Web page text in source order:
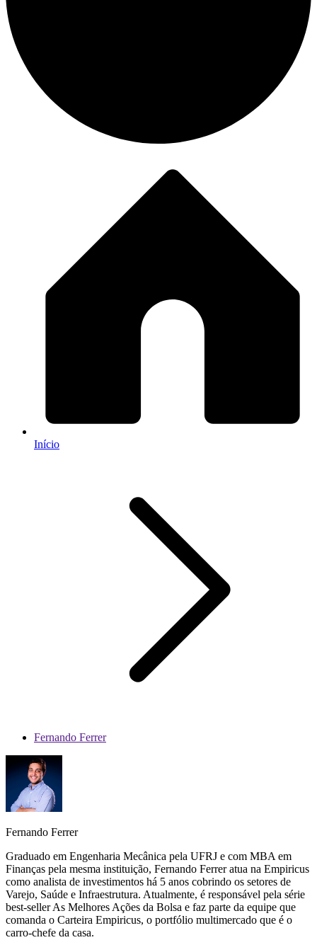
Início
Fernando Ferrer
Fernando Ferrer
Graduado em Engenharia Mecânica pela UFRJ e com MBA em
Finanças pela mesma instituição, Fernando Ferrer atua na Empiricus
como analista de investimentos há 5 anos cobrindo os setores de
Varejo, Saúde e Infraestrutura. Atualmente, é responsável pela série
best-seller As Melhores Ações da Bolsa e faz parte da equipe que
comanda o Carteira Empiricus, o portfólio multimercado que é o
carro-chefe da casa.